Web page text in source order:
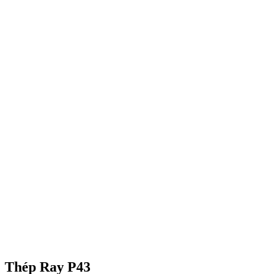
Thép Ray P43